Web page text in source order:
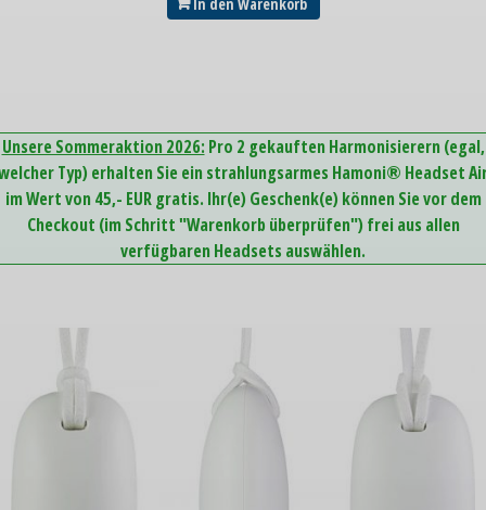
Unsere Sommeraktion 2026: Pro 2 gekauften Harmonisierern (egal,
Typ) erhalten Sie ein strahlungsarmes Hamoni® Headset
im Wert von 45,- EUR gratis. Ihr(e) Geschenk(e) können Sie vor dem
Checkout (im Schritt "Warenkorb überprüfen") frei aus allen
verfügbaren Headsets auswählen.